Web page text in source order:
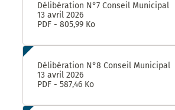
Délibération N°7 Conseil Municipal
13 avril 2026
PDF - 805,99 Ko
Délibération N°8 Conseil Municipal
13 avril 2026
PDF - 587,46 Ko